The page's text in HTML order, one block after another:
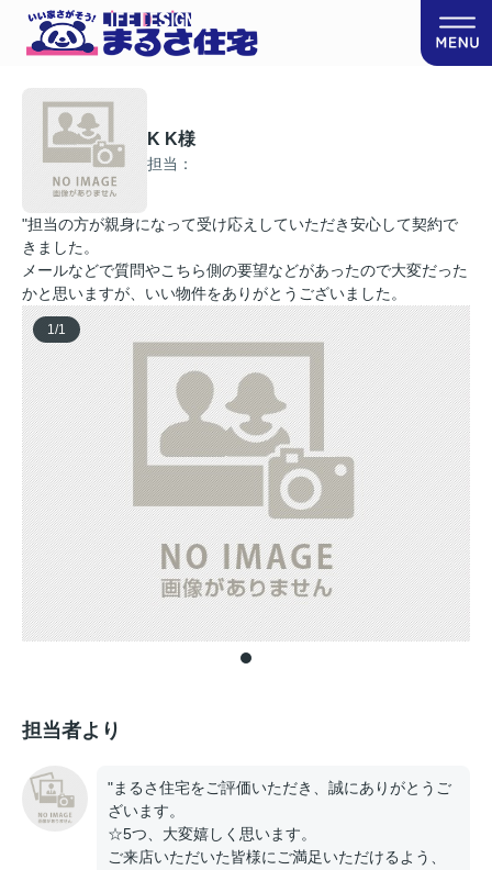
K K様
担当：
"担当の方が親身になって受け応えしていただき安心して契約で
きました。
メールなどで質問やこちら側の要望などがあったので大変だった
かと思いますが、いい物件をありがとうございました。
1/1
担当者より
"まるさ住宅をご評価いただき、誠にありがとうご
ざいます。
☆5つ、大変嬉しく思います。
ご来店いただいた皆様にご満足いただけるよう、